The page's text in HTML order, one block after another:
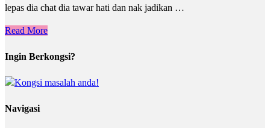
lepas dia chat dia tawar hati dan nak jadikan …
Read More
Ingin Berkongsi?
Navigasi